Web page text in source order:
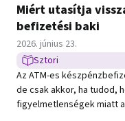
problémamentesen
Miért utasítja
befizetési baki
Közzétéve:
2026. június 23.
Sztori
Sztori típusú hír
Az ATM-es
de csak akkor, ha tudod,
figyelmetlenségek miatt